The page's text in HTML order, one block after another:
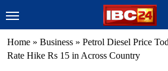
Home » Business » Petrol Diesel Price
Rate Hike Rs 15 in Across Country